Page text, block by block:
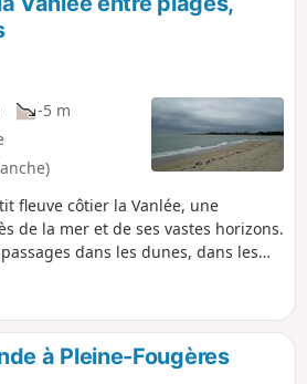
rompu par
parfois
-5 m
fleuve côtier la Vanlée, une
de la mer et de ses vastes horizons.
dans les dunes, dans les
à Pleine-Fougères